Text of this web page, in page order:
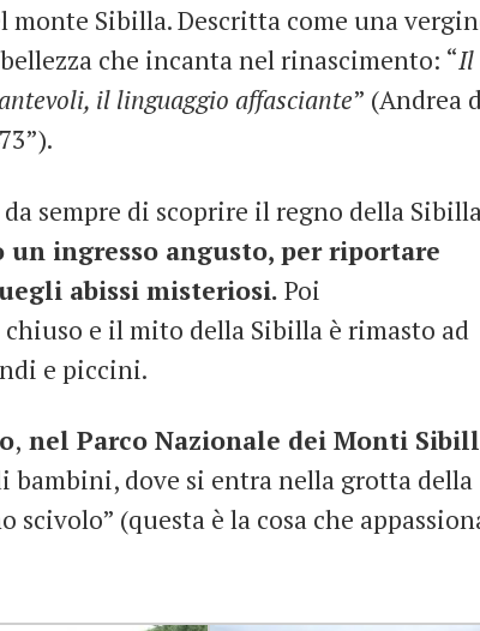
Sibilla. Descritta come una
che incanta nel rinascimento: “Il
il linguaggio affasciante” (Andrea
sempre di scoprire il regno della
ingresso angusto, per riportare
abissi misteriosi. Poi
e il mito della Sibilla è rimasto ad
e piccini.
, nel Parco Nazionale dei Monti
bambini, dove si entra nella grotta della
scivolo” (questa è la cosa che